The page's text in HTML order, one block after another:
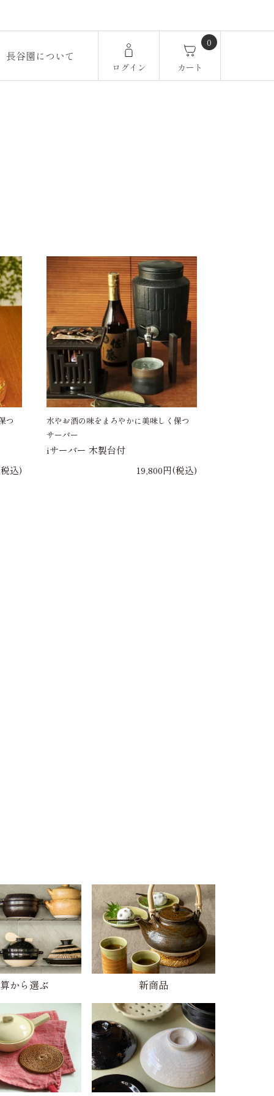
長谷園について
ログイン
0
カート
つ
込)
水やお酒の味をまろやかに美味しく保つ
サーバー
iサーバー 木製台付
19,800円(税込)
から選ぶ 新商品